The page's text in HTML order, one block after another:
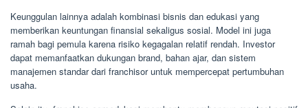
Keunggulan lainnya adalah kombinasi bisnis dan edukasi yang
memberikan keuntungan finansial sekaligus sosial. Model ini juga
ramah bagi pemula karena risiko kegagalan relatif rendah. Investor
dapat memanfaatkan dukungan brand, bahan ajar, dan sistem
manajemen standar dari franchisor untuk mempercepat pertumbuhan
usaha.